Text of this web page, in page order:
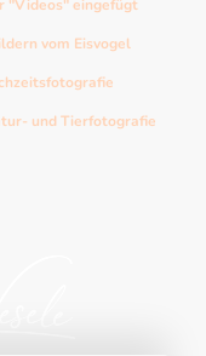
"Videos" eingefügt
vom Eisvogel
und Tierfotografie